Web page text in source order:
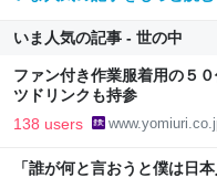
いま人気の記事 - 世の中
ファン付き作業服着用の５
ツドリンクも持参
138 users
「誰が何と言おうと僕は日